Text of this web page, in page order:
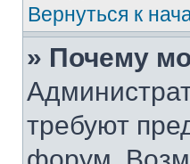
Вернуться к
» Почему
требуют